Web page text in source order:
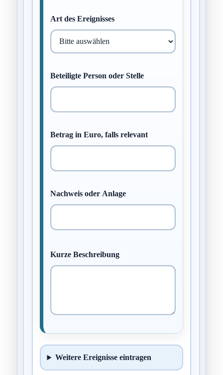
Art des Ereignisses
Beteiligte Person oder Stelle
Betrag in Euro, falls relevant
Nachweis oder Anlage
Kurze Beschreibung
Weitere Ereignisse eintragen